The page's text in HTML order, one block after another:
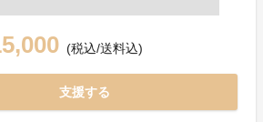
(税込/送料込)
支援する